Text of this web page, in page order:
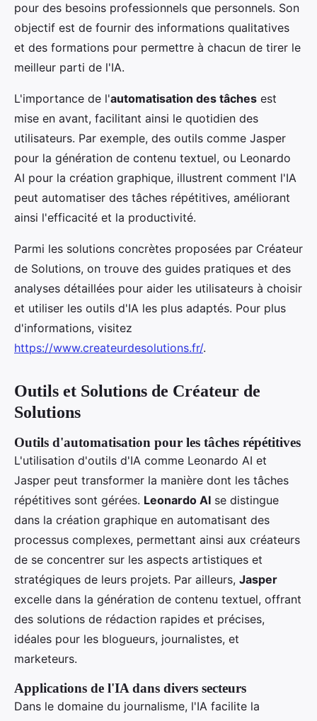
pour des besoins professionnels que personnels. Son
objectif est de fournir des informations qualitatives
et des formations pour permettre à chacun de tirer le
meilleur parti de l'IA.
L'importance de l'automatisation des tâches est
mise en avant, facilitant ainsi le quotidien des
utilisateurs. Par exemple, des outils comme Jasper
pour la génération de contenu textuel, ou Leonardo
AI pour la création graphique, illustrent comment l'IA
peut automatiser des tâches répétitives, améliorant
ainsi l'efficacité et la productivité.
Parmi les solutions concrètes proposées par Créateur
de Solutions, on trouve des guides pratiques et des
analyses détaillées pour aider les utilisateurs à choisir
et utiliser les outils d'IA les plus adaptés. Pour plus
d'informations, visitez
https://www.createurdesolutions.fr/.
Outils et Solutions de Créateur de
Solutions
Outils d'automatisation pour les tâches répétitives
L'utilisation d'outils d'IA comme Leonardo AI et
Jasper peut transformer la manière dont les tâches
répétitives sont gérées. Leonardo AI se distingue
dans la création graphique en automatisant des
processus complexes, permettant ainsi aux créateurs
de se concentrer sur les aspects artistiques et
stratégiques de leurs projets. Par ailleurs, Jasper
excelle dans la génération de contenu textuel, offrant
des solutions de rédaction rapides et précises,
idéales pour les blogueurs, journalistes, et
marketeurs.
Applications de l'IA dans divers secteurs
Dans le domaine du journalisme, l'IA facilite la